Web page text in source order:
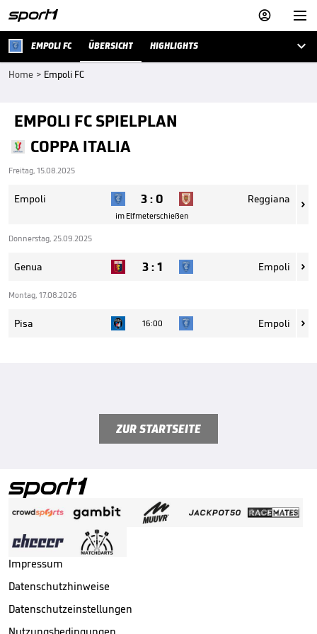


EMPOLI FC ÜBERSICHT HIGHLIGHTS 
Home > Empoli FC
EMPOLI FC SPIELPLAN
COPPA ITALIA
Freitag, 15.08.2025
Empoli 3: 0 Reggiana
im Elfmeterschießen

Donnerstag, 25.09.2025
Genua 3:1 Empoli 
Montag, 17.08.2026
Pisa 16:00 Empoli 
ZUR STARTSEITE
Impressum
Datenschutzhinweise
Datenschutzeinstellungen